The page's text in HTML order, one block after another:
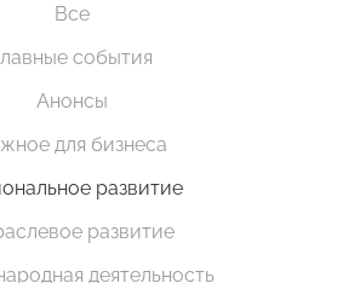
Все
события
Анонсы
для бизнеса
развитие
развитие
деятельность